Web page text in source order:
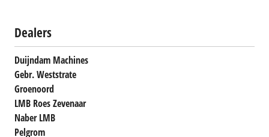
Dealers
Duijndam Machines
Gebr. Weststrate
Groenoord
LMB Roes Zevenaar
Naber LMB
Pelgrom